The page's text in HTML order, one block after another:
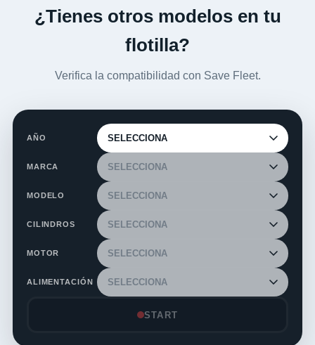
¿Tienes otros modelos en tu
flotilla?
Verifica la compatibilidad con Save Fleet.
AÑO
MARCA
MODELO
CILINDROS
MOTOR
ALIMENTACIÓN
START